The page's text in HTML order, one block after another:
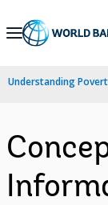
Skip
Navigation
Understanding